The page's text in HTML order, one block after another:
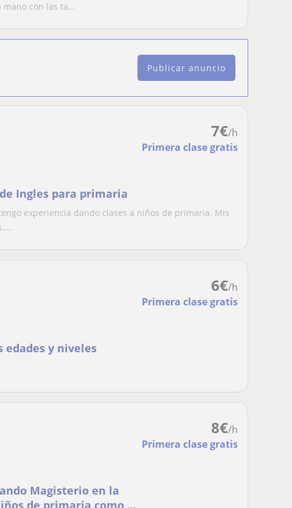
con las ta...
Publicar anuncio
7€/h
Primera clase gratis
Ingles para primaria
experiencia dando clases a niños de primaria. Mis
6€/h
Primera clase gratis
edades y niveles
8€/h
Primera clase gratis
Magisterio en la
de primaria como a